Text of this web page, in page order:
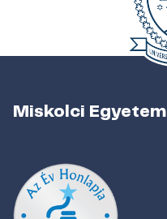
Miskolci Egyetem